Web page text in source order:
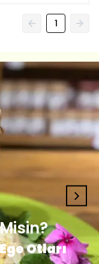
1
Otları